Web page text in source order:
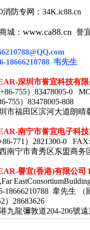
消防专网：34K.ic88.cn
城： www.ca88.cn 誉
18666210788 韦先生
深圳市誉宜科技有
+86-755） 83478005-0
755） 83478005-808
市福田区滨河大道朗晴
南宁市誉宜电子科
771 ） 2821300-0 FAX:
南宁市青秀区东盟商务
譽宜(香港)有限公司
18666210788 韋先生
）28683626
九龍彌敦道204-206號